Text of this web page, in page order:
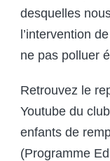
desquelles
l’intervention
ne pas polluer
Retrouvez le
Youtube du
enfants de
(Programme